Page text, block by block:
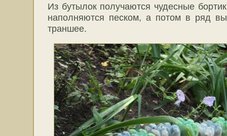
Из бутылок получаются чудесные
наполняются песком, а потом в ряд
траншее.